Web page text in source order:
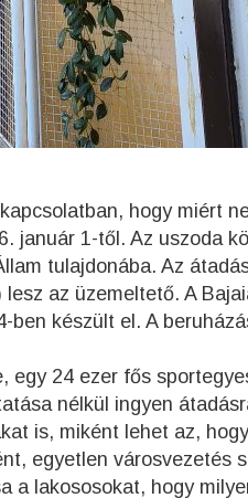
hogy miért
január 1-től. Az uszoda
tulajdonába. Az
az üzemeltető. A
készült el. A
egy 24 ezer fős
nélkül ingyen
is, miként lehet az,
egyetlen városvezetés
a lakososokat, hogy